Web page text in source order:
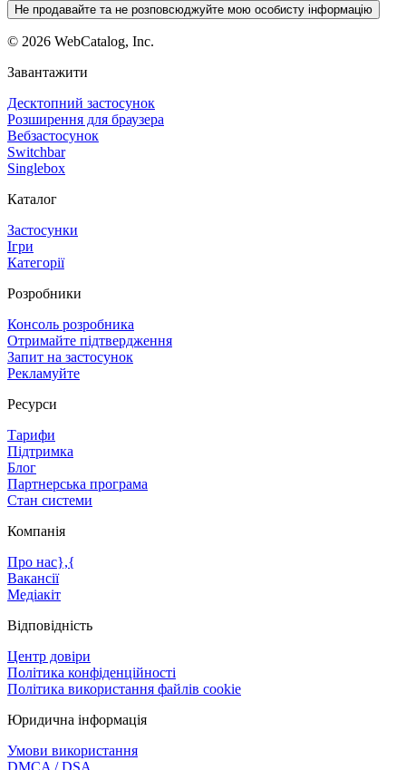
Не продавайте та не розповсюджуйте мою особисту інформацію
© 2026 WebCatalog, Inc.
Завантажити
Десктопний застосунок
Розширення для браузера
Вебзастосунок
Switchbar
Singlebox
Каталог
Застосунки
Ігри
Категорії
Розробники
Консоль розробника
Отримайте підтвердження
Запит на застосунок
Рекламуйте
Ресурси
Тарифи
Підтримка
Блог
Партнерська програма
Стан системи
Компанія
Про нас},{
Вакансії
Медіакіт
Відповідність
Центр довіри
Політика конфіденційності
Політика використання файлів cookie
Юридична інформація
Умови використання
DMCA / DSA